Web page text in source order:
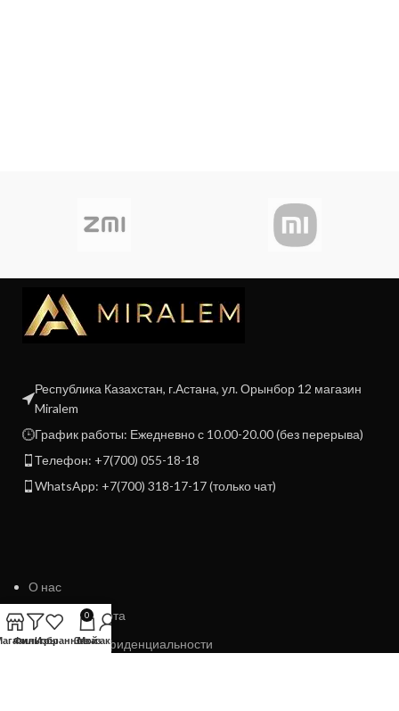
Республика Казахстан, г.Астана, ул. Орынбор 12 магазин
Miralem
График работы: Ежедневно с 10.00-20.00 (без перерыва)
Телефон: +7(700) 055-18-18
WhatsApp: +7(700) 318-17-17 (только чат)
О нас
Договор Оферта
Политика конфиденциальности
ФильтрыИзбранное
0
Заказ
Мой аккаунт